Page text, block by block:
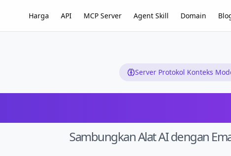
Harga API MCP Server Agent Skill Domain
Server Protokol Konteks
Sambungkan Alat AI dengan